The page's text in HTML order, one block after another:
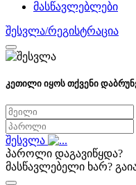
მასწავლებლები
შესვლა/რეგისტრაცია
კეთილი იყოს თქვენი
შესვლა
პაროლი დაგავიწყდა?
მასწავლებელი ხარ?